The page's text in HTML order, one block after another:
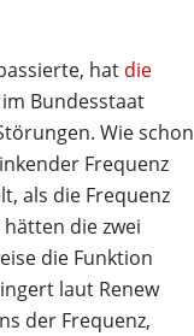
hat die
im Bundesstaat
Wie schon
Frequenz
als die Frequenz
die zwei
die Funktion
laut Renew
der Frequenz,